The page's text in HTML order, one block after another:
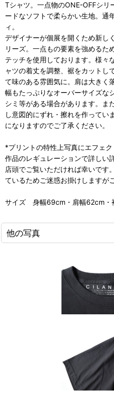
Tシャツ。一点物のONE-OFFシリ
ードなソフトで柔らかい生地。通
ィ。
デザイナーが個展を開くため新し
リーズ。一点もの要素を強めるた
テッチを使用しております。様々
ャツの着丈を調整、裾をカットし
て味のある雰囲気に。肩は大きく
幅もたっぷりなオーバーサイズな
シミ等がある場合があります。ま
し意図的にずれ・擦れを作ってい
になりますのでご了承ください。
*プリントの特性上写真にエフェク
作品のレギュレーションで詳しい
店頭でご覧いただければ幸いです
ているためご迷惑お掛けしますが
サイズ 身幅69cm・肩幅62cm・
他の写真